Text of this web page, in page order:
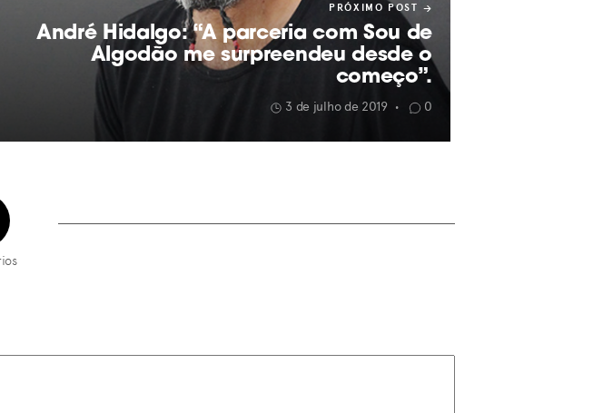
PRÓXIMO POST
André Hidalgo: “A parceria com Sou de
Algodão me surpreendeu desde o
começo”.
3 de julho de 2019 • 0